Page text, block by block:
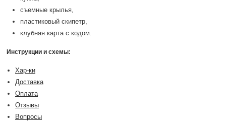
съемные крылья,
пластиковый скипетр,
клубная карта с кодом.
Инструкции и схемы:
Хар-ки
Доставка
Оплата
Отзывы
Вопросы